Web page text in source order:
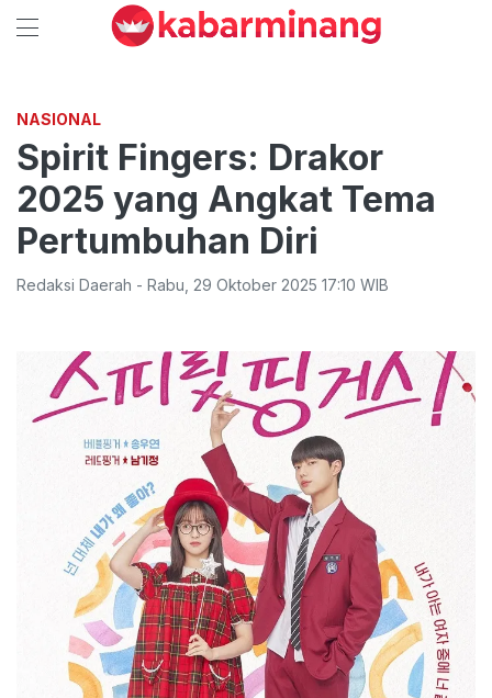
NASIONAL
Spirit Fingers: Drakor
2025 yang Angkat Tema
Pertumbuhan Diri
Redaksi Daerah - Rabu 29 Oktober 2025 17:10 WIB